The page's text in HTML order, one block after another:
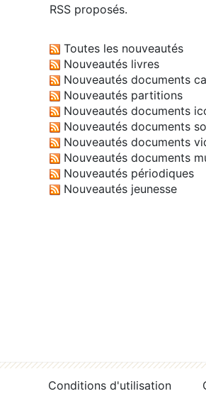
RSS proposés.
Toutes les nouveautés
Nouveautés livres
Nouveautés documents
Nouveautés partitions
Nouveautés documents
Nouveautés documents
Nouveautés documents
Nouveautés documents
Nouveautés périodiques
Nouveautés jeunesse
Conditions d'utilisation